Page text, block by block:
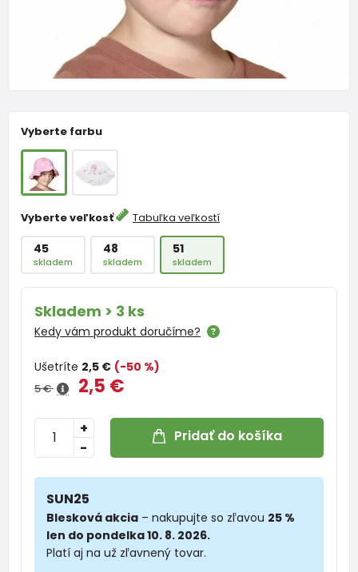
Vyberte farbu
Vyberte veľkosť Tabuľka veľkostí
45
skladem
48
skladem
51
skladem
Skladem > 3 ks
Kedy vám produkt doručíme?
Ušetríte 2,5 € (-50 %)
5 € 2,5 €
-
+ Pridať do košíka
SUN25
Blesková akcia – nakupujte so zľavou 25 %
len do pondelka 10. 8. 2026.
Platí aj na už zľavnený tovar.